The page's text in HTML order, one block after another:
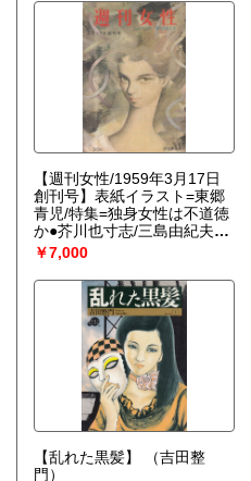
【週刊女性/1959年3月17日
創刊号】表紙イラスト=東郷
青児/特集=独身女性は不道徳
か●芥川也寸志/三島由紀夫vs
福島慶子/香川京子/「若い
蝶」石原慎太郎/他
￥7,000
【乱れた黒髪】
（吉田整
門）